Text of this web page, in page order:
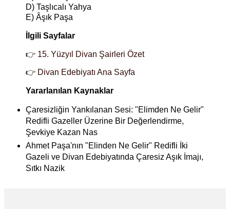
D) Taşlıcalı Yahya
E) Âşık Paşa
İlgili Sayfalar
👉 15. Yüzyıl Divan Şairleri Özet
👉 Divan Edebiyatı Ana Sayfa
Yararlanılan Kaynaklar
Çaresizliğin Yankılanan Sesi: "Elimden Ne Gelir"
Redifli Gazeller Üzerine Bir Değerlendirme,
Şevkiye Kazan Nas
Ahmet Paşa'nın "Elinden Ne Gelir" Redifli İki
Gazeli ve Divan Edebiyatında Çaresiz Aşık İmajı,
Sıtkı Nazik